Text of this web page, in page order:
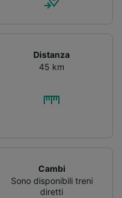
Distanza
45 km
Cambi
Sono disponibili treni
diretti